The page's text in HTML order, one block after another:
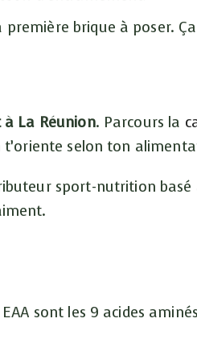
première brique à poser.
La Réunion. Parcours la
selon ton
sport-nutrition basé
sont les 9 acides